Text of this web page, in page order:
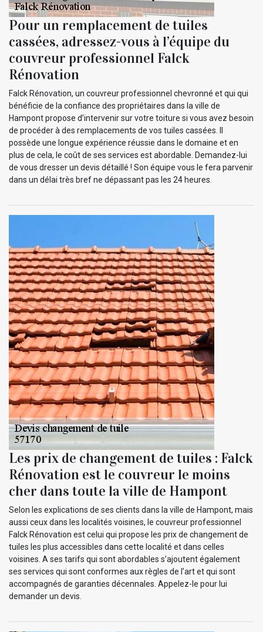
Pour un remplacement de tuiles
cassées, adressez-vous à l’équipe du
couvreur professionnel Falck
Rénovation
Falck Rénovation, un couvreur professionnel chevronné et qui qui
bénéficie de la confiance des propriétaires dans la ville de
Hampont propose d’intervenir sur votre toiture si vous avez besoin
de procéder à des remplacements de vos tuiles cassées. Il
possède une longue expérience réussie dans le domaine et en
plus de cela, le coût de ses services est abordable. Demandez-lui
de vous dresser un devis détaillé ! Son équipe vous le fera parvenir
dans un délai très bref ne dépassant pas les 24 heures.
Les prix de changement de tuiles : Falck
Rénovation est le couvreur le moins
cher dans toute la ville de Hampont
Selon les explications de ses clients dans la ville de Hampont, mais
aussi ceux dans les localités voisines, le couvreur professionnel
Falck Rénovation est celui qui propose les prix de changement de
tuiles les plus accessibles dans cette localité et dans celles
voisines. A ses tarifs qui sont abordables s’ajoutent également
ses services qui sont conformes aux règles de l’art et qui sont
accompagnés de garanties décennales. Appelez-le pour lui
demander un devis.